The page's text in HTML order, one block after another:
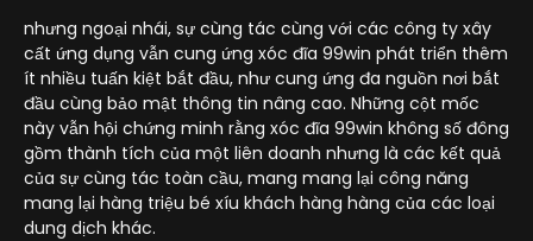
nhưng ngoại nhái, sự cùng tác cùng với các công ty xây
cất ứng dụng vẫn cung ứng xóc đĩa 99win phát triển thêm
ít nhiều tuấn kiệt bắt đầu, như cung ứng đa nguồn nơi bắt
đầu cùng bảo mật thông tin nâng cao. Những cột mốc
này vẫn hội chứng minh rằng xóc đĩa 99win không số đông
gồm thành tích của một liên doanh nhưng là các kết quả
của sự cùng tác toàn cầu, mang mang lại công năng
mang lại hàng triệu bé xíu khách hàng hàng của các loại
dung dịch khác.